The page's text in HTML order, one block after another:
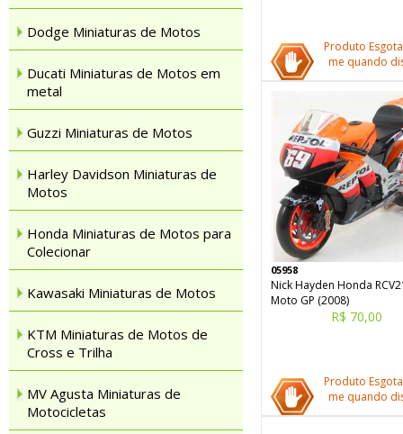
Dodge Miniaturas de Motos
Ducati Miniaturas de Motos em
metal
Guzzi Miniaturas de Motos
Harley Davidson Miniaturas de
Motos
Honda Miniaturas de Motos para
Colecionar
Kawasaki Miniaturas de Motos
KTM Miniaturas de Motos de
Cross e Trilha
MV Agusta Miniaturas de
Motocicletas
Produto
me quando
05958
Nick Hayden Honda
Moto GP (2008)
R$ 70,00
Produto
me quando